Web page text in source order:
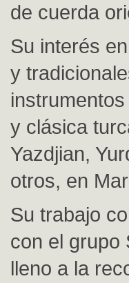
de cuerda
Su interés
y
y clásica
Yazdjian,
otros, en
Su trabajo
con el grupo
lleno a la